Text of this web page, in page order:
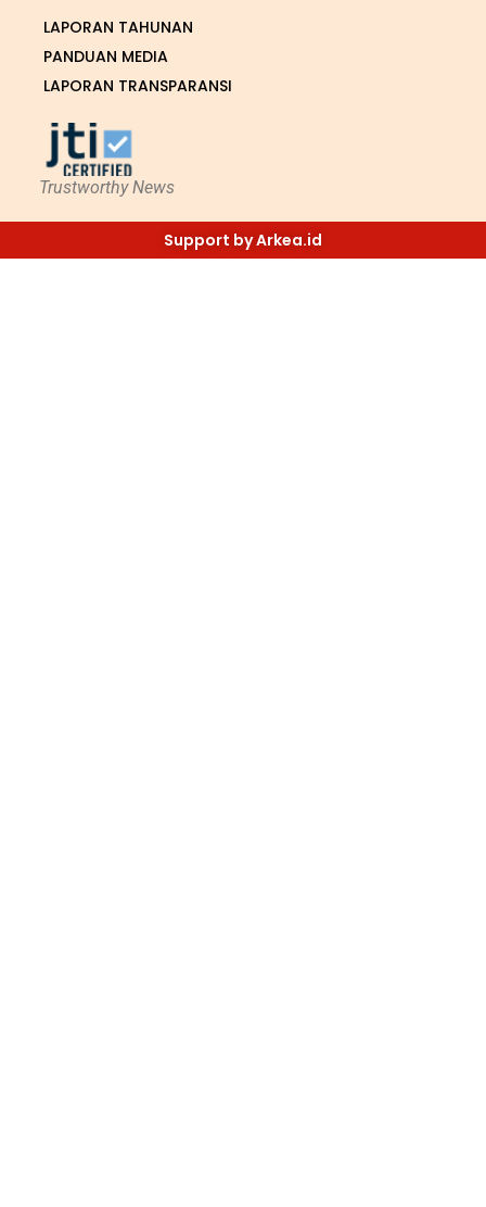
LAPORAN TAHUNAN
PANDUAN MEDIA
LAPORAN TRANSPARANSI
Trustworthy News
Support by Arkea.id